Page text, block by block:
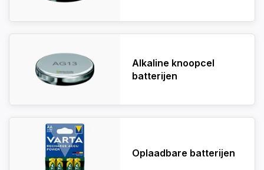
Alkaline knoopcel
batterijen
Oplaadbare batterijen